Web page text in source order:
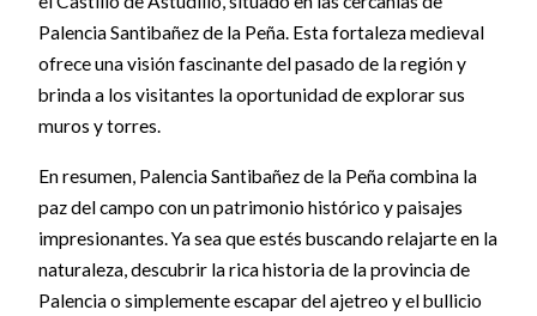
Palencia Santibañez de la Peña. Esta fortaleza medieval
ofrece una visión fascinante del pasado de la región y
brinda a los visitantes la oportunidad de explorar sus
muros y torres.
En resumen, Palencia Santibañez de la Peña combina la
paz del campo con un patrimonio histórico y paisajes
impresionantes. Ya sea que estés buscando relajarte en la
naturaleza, descubrir la rica historia de la provincia de
Palencia o simplemente escapar del ajetreo y el bullicio